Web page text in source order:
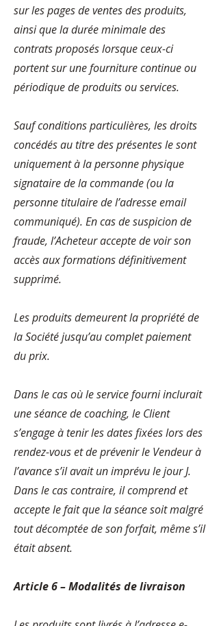
sur les pages de ventes des produits,
ainsi que la durée minimale des
contrats proposés lorsque ceux-ci
portent sur une fourniture continue ou
périodique de produits ou services.
Sauf conditions particulières, les droits
concédés au titre des présentes le sont
uniquement à la personne physique
signataire de la commande (ou la
personne titulaire de l’adresse email
communiqué). En cas de suspicion de
fraude, l’Acheteur accepte de voir son
accès aux formations définitivement
supprimé.
Les produits demeurent la propriété de
la Société jusqu’au complet paiement
du prix.
Dans le cas où le service fourni inclurait
une séance de coaching, le Client
s’engage à tenir les dates fixées lors des
rendez-vous et de prévenir le Vendeur à
l’avance s’il avait un imprévu le jour J.
Dans le cas contraire, il comprend et
accepte le fait que la séance soit malgré
tout décomptée de son forfait, même s’il
était absent.
Article 6 – Modalités de livraison